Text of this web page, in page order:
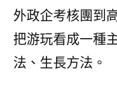
外政企考核團到
把游玩看成一種
法、生長方法。